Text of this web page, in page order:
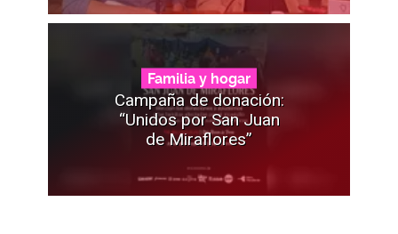
Familia y hogar
Campaña de donación:
“Unidos por San Juan
de Miraflores”